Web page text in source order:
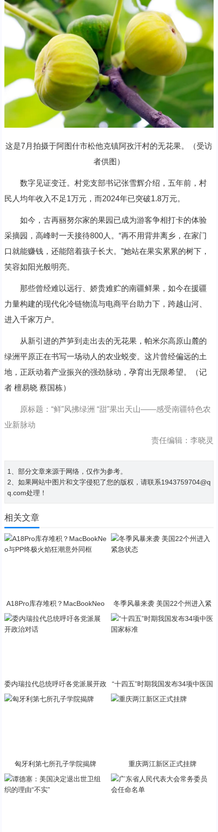
这是7月拍摄于阿图什市松他克镇阿孜汗村的无花果。（受访
者供图）
数字见证变迁。村党支部书记张雪辉介绍，五年前，村
民人均年收入不足1万元，而2024年已突破1.8万元。
如今，古再丽努尔家的果园已成为游客争相打卡的体验
采摘园，高峰时一天接待800人。“再不用背井离乡，在家门
口就能赚钱，还能陪着孩子长大。”她站在果实累累的树下，
笑容如阳光般明亮。
那些曾经难以远行、娇贵难贮的南疆鲜果，如今在援疆
力量构建的现代化冷链物流与电商平台助力下，跨越山河、
进入千家万户。
从新引进的芦笋到走出去的无花果，帕米尔高原山麓的
绿洲平原正在书写一场动人的农业蜕变。这片曾经偏远的土
地，正跃动着产业振兴的强劲脉动，孕育出无限希望。（记
者 檀易晓 蔡国栋）
原标题：“鲜”风拂绿洲 “甜”果出天山——感受南疆特色农
业新脉动
责任编辑：李晓灵
1、部分文章来源于网络，仅作为参考。
2、如果网站中图片和文字侵犯了您的版权，请联系1943759704@q
q.com处理！
相关文章
A18Pro库存堆积？MacBookNeo
与PP终极火焰狂潮意外同框
冬季风暴来袭 美国22个州进入紧
急状态
委内瑞拉代总统呼吁各党派展开政
“十四五”时期我国发布34项中医国
匈牙利第七所孔子学院揭牌 重庆两江新区正式挂牌